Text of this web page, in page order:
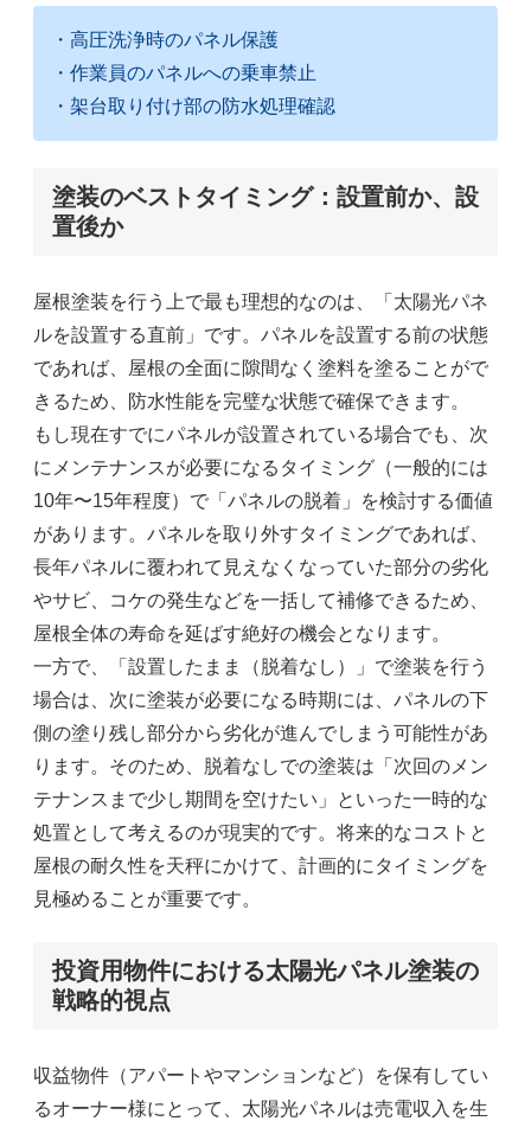
・高圧洗浄時のパネル保護
・作業員のパネルへの乗車禁止
・架台取り付け部の防水処理確認
塗装のベストタイミング：設置前か、設
置後か
屋根塗装を行う上で最も理想的なのは、「太陽光パネ
ルを設置する直前」です。パネルを設置する前の状態
であれば、屋根の全面に隙間なく塗料を塗ることがで
きるため、防水性能を完璧な状態で確保できます。
もし現在すでにパネルが設置されている場合でも、次
にメンテナンスが必要になるタイミング（一般的には
10年〜15年程度）で「パネルの脱着」を検討する価値
があります。パネルを取り外すタイミングであれば、
長年パネルに覆われて見えなくなっていた部分の劣化
やサビ、コケの発生などを一括して補修できるため、
屋根全体の寿命を延ばす絶好の機会となります。
一方で、「設置したまま（脱着なし）」で塗装を行う
場合は、次に塗装が必要になる時期には、パネルの下
側の塗り残し部分から劣化が進んでしまう可能性があ
ります。そのため、脱着なしでの塗装は「次回のメン
テナンスまで少し期間を空けたい」といった一時的な
処置として考えるのが現実的です。将来的なコストと
屋根の耐久性を天秤にかけて、計画的にタイミングを
見極めることが重要です。
投資用物件における太陽光パネル塗装の
戦略的視点
収益物件（アパートやマンションなど）を保有してい
るオーナー様にとって、太陽光パネルは売電収入を生